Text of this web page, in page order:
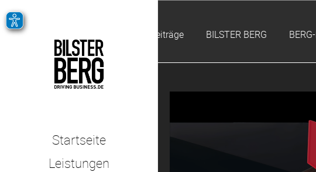
Startseite
Leistungen
Alle Beiträge BILSTER BERG